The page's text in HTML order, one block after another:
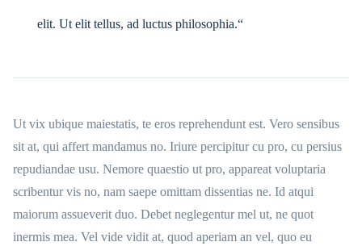
elit. Ut elit tellus, ad luctus philosophia.“
Ut vix ubique maiestatis, te eros reprehendunt est. Vero sensibus
sit at, qui affert mandamus no. Iriure percipitur cu pro, cu persius
repudiandae usu. Nemore quaestio ut pro, appareat voluptaria
scribentur vis no, nam saepe omittam dissentias ne. Id atqui
maiorum assueverit duo. Debet neglegentur mel ut, ne quot
inermis mea. Vel vide vidit at, quod aperiam an vel, quo eu